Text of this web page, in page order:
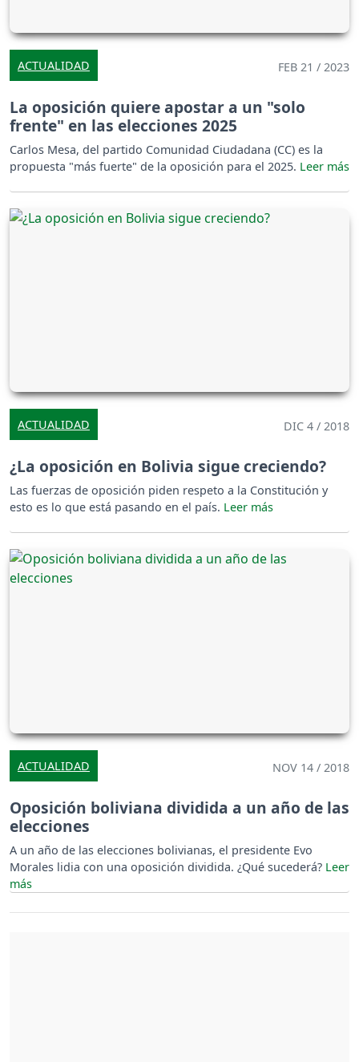
ACTUALIDAD FEB 21 / 2023
La oposición quiere apostar a un "solo
frente" en las elecciones 2025
Carlos Mesa, del partido Comunidad Ciudadana (CC) es la
propuesta "más fuerte" de la oposición para el 2025.
ACTUALIDAD DIC 4 / 2018
¿La oposición en Bolivia sigue creciendo?
Las fuerzas de oposición piden respeto a la Constitución y
esto es lo que está pasando en el país.
ACTUALIDAD NOV 14 / 2018
Oposición boliviana dividida a un año de las
elecciones
A un año de las elecciones bolivianas, el presidente Evo
Morales lidia con una oposición dividida. ¿Qué sucederá?